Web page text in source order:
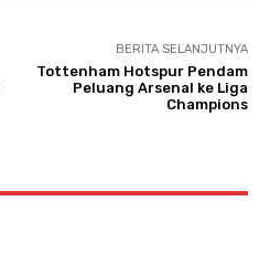
BERITA SELANJUTNYA
Tottenham Hotspur Pendam
Peluang Arsenal ke Liga
Champions